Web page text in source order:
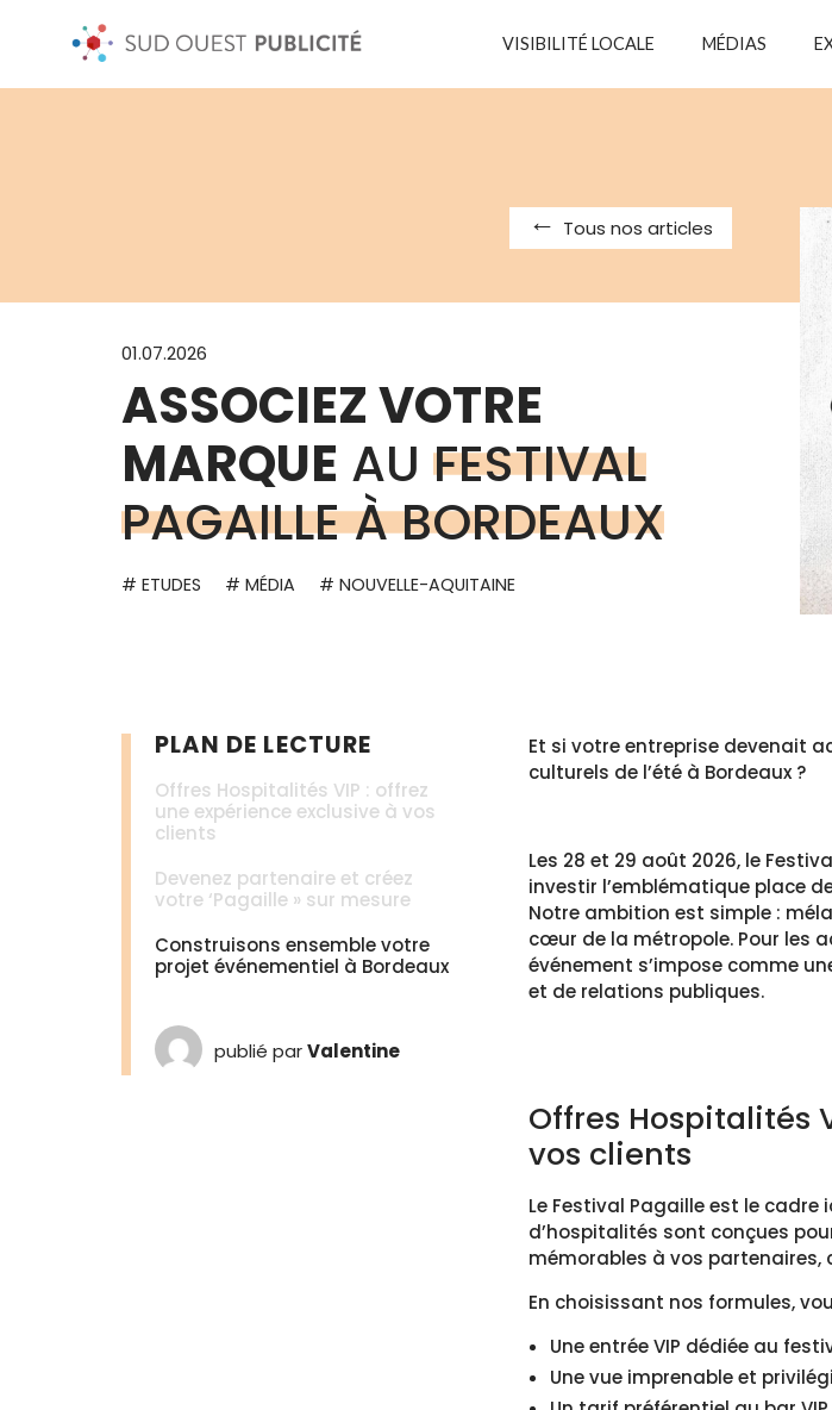
VISIBILITÉ LOCALE MÉDIAS
Tous nos articles
01.07.2026
ASSOCIEZ VOTRE
MARQUE AU FESTIVAL
PAGAILLE À BORDEAUX
# ETUDES # MÉDIA # NOUVELLE-AQUITAINE
PLAN DE LECTURE
Offres Hospitalités VIP : offrez
une expérience exclusive à vos
clients
Devenez partenaire et créez
votre ‘Pagaille » sur mesure
Construisons ensemble votre
projet événementiel à Bordeaux
publié parValentine
Et si votre entreprise devenait
culturels de l’été à Bordeaux ?
Les 28 et 29 août 2026, le
investir l’emblématique place
Notre ambition est simple :
cœur de la métropole. Pour les
événement s’impose comme
et de relations publiques.
Offres Hospitalités
vos clients
Le Festival Pagaille est le
d’hospitalités sont conçues
mémorables à vos
En choisissant nos formules,
Une entrée VIP dédiée au
Une vue imprenable et